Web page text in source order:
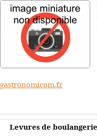
gastronomicom.fr
Levures de